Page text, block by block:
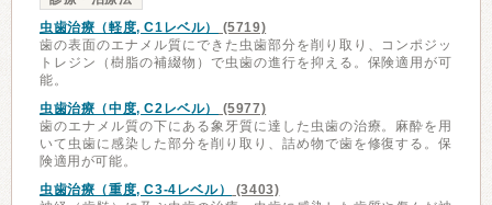
虫歯治療（軽度, C1レベル）
(5719)
歯の表面のエナメル質にできた虫歯部分を削り取り、コンポジッ
トレジン（樹脂の補綴物）で虫歯の進行を抑える。保険適用が可
能。
虫歯治療（中度, C2レベル）
(5977)
歯のエナメル質の下にある象牙質に達した虫歯の治療。麻酔を用
いて虫歯に感染した部分を削り取り、詰め物で歯を修復する。保
険適用が可能。
虫歯治療（重度, C3-4レベル）
(3403)